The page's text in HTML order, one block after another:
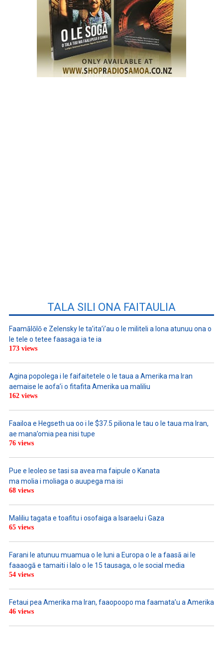
TALA SILI ONA FAITAULIA
Faamālōlō e Zelensky le ta’ita’i’au o le militeli a lona atunuu ona o
le tele o tetee faasaga ia te ia
173 views
Agina popolega i le faifaitetele o le taua a Amerika ma Iran
aemaise le aofa’i o fitafita Amerika ua maliliu
162 views
Faailoa e Hegseth ua oo i le $37.5 piliona le tau o le taua ma Iran,
ae mana’omia pea nisi tupe
76 views
Pue e leoleo se tasi sa avea ma faipule o Kanata
ma molia i moliaga o auupega ma isi
68 views
Maliliu tagata e toafitu i osofaiga a Isaraelu i Gaza
65 views
Farani le atunuu muamua o le Iuni a Europa o le a faasā ai le
faaaogā e tamaiti i lalo o le 15 tausaga, o le social media
54 views
Fetaui pea Amerika ma Iran, faaopoopo ma faamata’u a Amerika
46 views